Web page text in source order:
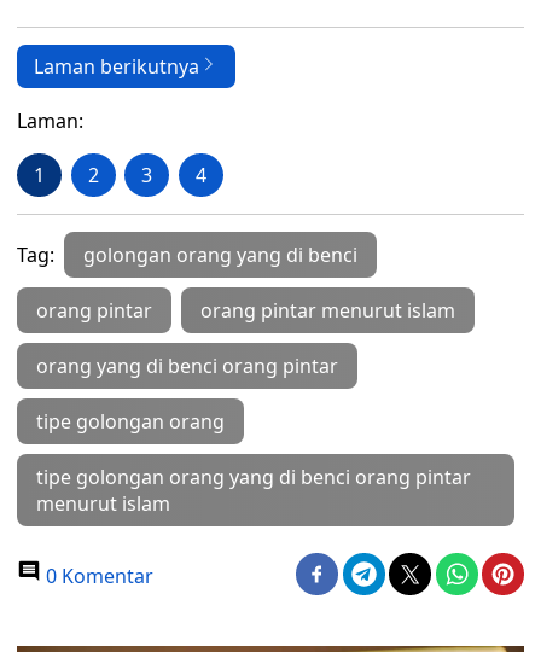
Laman berikutnya
Laman:
1 2 3 4
Tag: golongan orang yang di benci
orang pintar orang pintar menurut islam
orang yang di benci orang pintar
tipe golongan orang
tipe golongan orang yang di benci orang pintar
menurut islam
0 Komentar